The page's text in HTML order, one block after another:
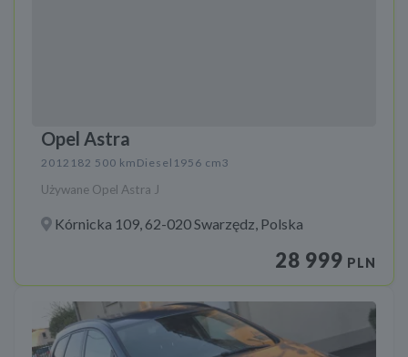
Opel Astra
2012 182 500 km Diesel 1956 cm3
Używane Opel Astra J
Kórnicka 109, 62-020 Swarzędz, Polska
28 999 PLN